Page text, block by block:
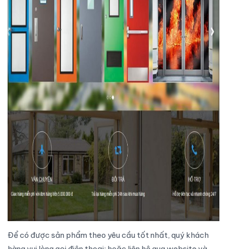
Để có được sản phẩm theo yêu cầu tốt nhất, quý khách